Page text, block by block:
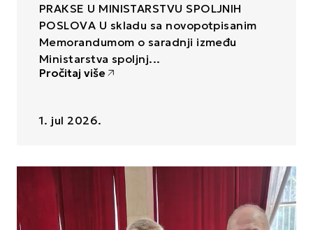
PRAКSE U MINISTARSTVU SPOLJNIH
POSLOVA U skladu sa novopotpisanim
Memorandumom o saradnji između
Ministarstva spoljnj...
Pročitaj više
1. jul 2026.